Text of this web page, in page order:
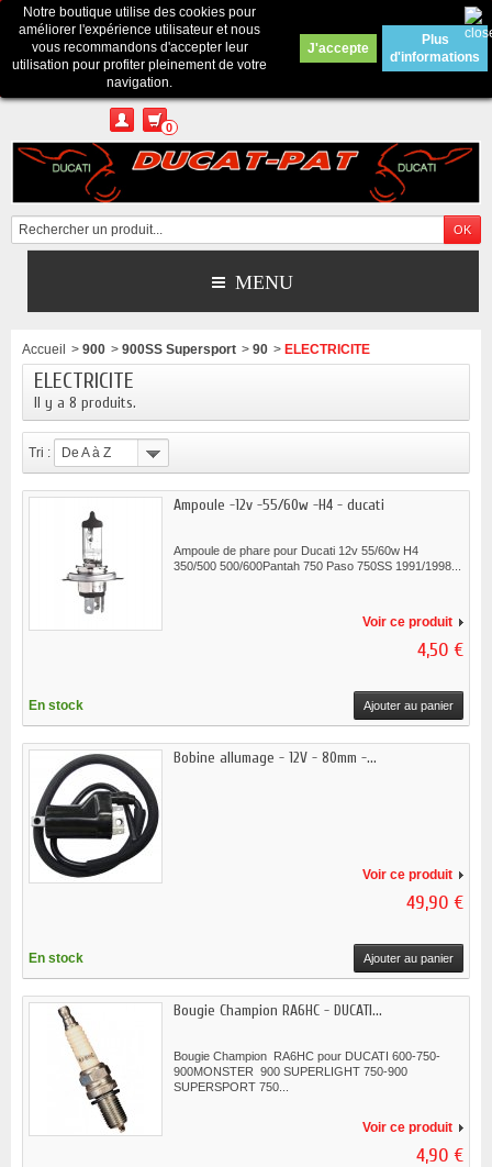
Contactez-nous
Appelez-nous au :Pour tous renseignements : merci d'envoyer un mail
depuis le formulaire de contact ou sur ducatpat25@gmail.com
0
MENU
Notre boutique utilise des cookies pour
améliorer l'expérience utilisateur et nous
vous recommandons d'accepter leur
utilisation pour profiter pleinement de votre
navigation.
J'accepte
Plus
d'informations
Accueil > 900 > 900SS Supersport > 90 > ELECTRICITE
ELECTRICITE
Il y a 8 produits.
Tri : De A à Z
Ampoule -12v -55/60w -H4 - ducati
Ampoule de phare pour Ducati 12v 55/60w H4
350/500 500/600Pantah 750 Paso 750SS 1991/1998...
Voir ce produit
4,50 €
En stock Ajouter au panier
Bobine allumage - 12V - 80mm -...
Voir ce produit
49,90 €
En stock Ajouter au panier
Bougie Champion RA6HC - DUCATI...
Bougie Champion RA6HC pour DUCATI 600-750-
900MONSTER 900 SUPERLIGHT 750-900
SUPERSPORT 750...
Voir ce produit
4,90 €